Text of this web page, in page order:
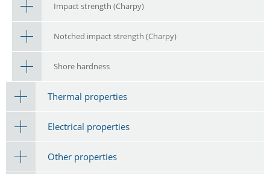
Impact strength (Charpy)
Notched impact strength (Charpy)
Shore hardness
Thermal properties
Electrical properties
Other properties